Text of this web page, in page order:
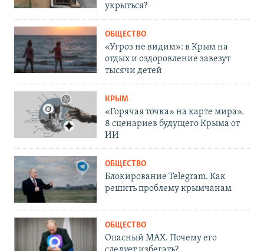
укрыться?
ОБЩЕСТВО
«Угроз не видим»: в Крым на
отдых и оздоровление завезут
тысячи детей
КРЫМ
«Горячая точка» на карте мира».
8 сценариев будущего Крыма от
ИИ
ОБЩЕСТВО
Блокирование Telegram. Как
решить проблему крымчанам
ОБЩЕСТВО
Опасный MAX. Почему его